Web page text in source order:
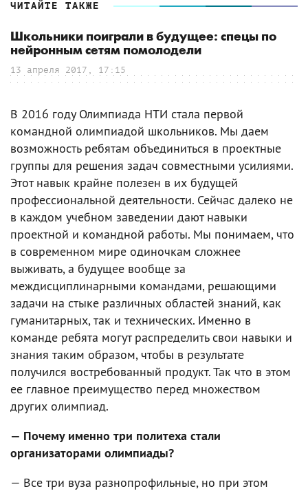
ЧИТАЙТЕ ТАКЖЕ
Школьники поиграли в будущее: спецы по
нейронным сетям помолодели
13 апреля 2017, 17:15
В 2016 году Олимпиада НТИ стала первой
командной олимпиадой школьников. Мы даем
возможность ребятам объединиться в проектные
группы для решения задач совместными усилиями.
Этот навык крайне полезен в их будущей
профессиональной деятельности. Сейчас далеко не
в каждом учебном заведении дают навыки
проектной и командной работы. Мы понимаем, что
в современном мире одиночкам сложнее
выживать, а будущее вообще за
междисциплинарными командами, решающими
задачи на стыке различных областей знаний, как
гуманитарных, так и технических. Именно в
команде ребята могут распределить свои навыки и
знания таким образом, чтобы в результате
получился востребованный продукт. Так что в этом
ее главное преимущество перед множеством
других олимпиад.
— Почему именно три политеха стали
организаторами олимпиады?
— Все три вуза разнопрофильные, но при этом